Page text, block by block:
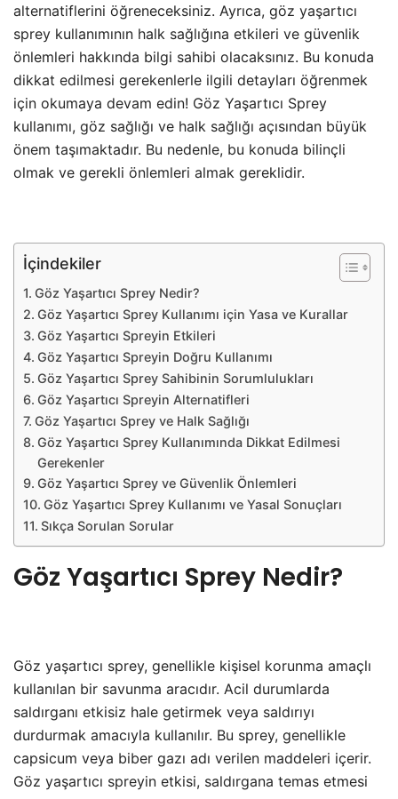
alternatiflerini öğreneceksiniz. Ayrıca, göz yaşartıcı
sprey kullanımının halk sağlığına etkileri ve güvenlik
önlemleri hakkında bilgi sahibi olacaksınız. Bu konuda
dikkat edilmesi gerekenlerle ilgili detayları öğrenmek
için okumaya devam edin! Göz Yaşartıcı Sprey
kullanımı, göz sağlığı ve halk sağlığı açısından büyük
önem taşımaktadır. Bu nedenle, bu konuda bilinçli
olmak ve gerekli önlemleri almak gereklidir.
İçindekiler
Göz Yaşartıcı Sprey Nedir?
Göz Yaşartıcı Sprey Kullanımı için Yasa ve Kurallar
Göz Yaşartıcı Spreyin Etkileri
Göz Yaşartıcı Spreyin Doğru Kullanımı
Göz Yaşartıcı Sprey Sahibinin Sorumlulukları
Göz Yaşartıcı Spreyin Alternatifleri
Göz Yaşartıcı Sprey ve Halk Sağlığı
Göz Yaşartıcı Sprey Kullanımında Dikkat Edilmesi
Gerekenler
Göz Yaşartıcı Sprey ve Güvenlik Önlemleri
Göz Yaşartıcı Sprey Kullanımı ve Yasal Sonuçları
Sıkça Sorulan Sorular
Göz Yaşartıcı Sprey Nedir?
Göz yaşartıcı sprey, genellikle kişisel korunma amaçlı
kullanılan bir savunma aracıdır. Acil durumlarda
saldırganı etkisiz hale getirmek veya saldırıyı
durdurmak amacıyla kullanılır. Bu sprey, genellikle
capsicum veya biber gazı adı verilen maddeleri içerir.
Göz yaşartıcı spreyin etkisi, saldırgana temas etmesi